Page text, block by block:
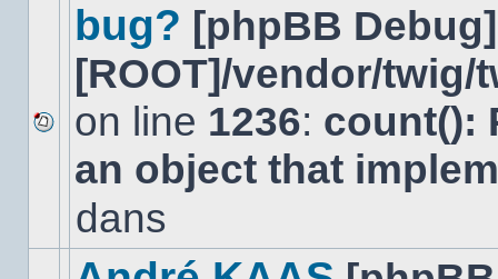
sujet.
Aucun
nouveau
message
bug? [phpBB
[ROOT]/vendor/
on line 1236: count():
an object that
dans